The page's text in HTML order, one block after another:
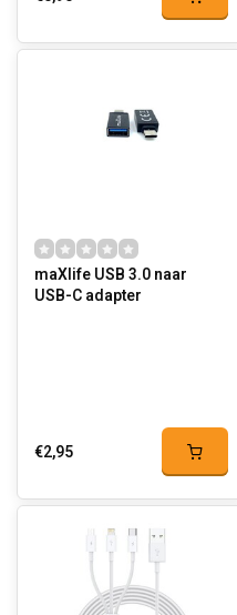
maXlife USB 3.0 naar
USB-C adapter
€2,95